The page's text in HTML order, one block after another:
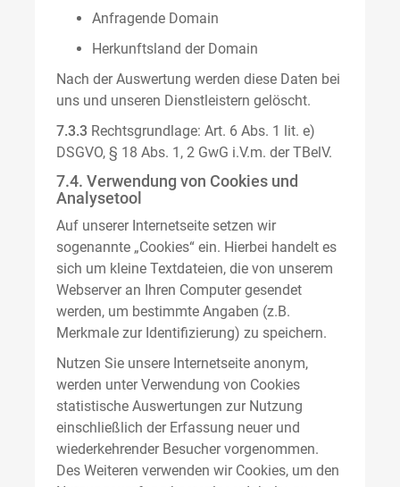
Anfragende Domain
Herkunftsland der Domain
Nach der Auswertung werden diese Daten bei
uns und unseren Dienstleistern gelöscht.
7.3.3 Rechtsgrundlage: Art. 6 Abs. 1 lit. e)
DSGVO, § 18 Abs. 1, 2 GwG i.V.m. der TBelV.
7.4. Verwendung von Cookies und
Analysetool
Auf unserer Internetseite setzen wir
sogenannte „Cookies“ ein. Hierbei handelt es
sich um kleine Textdateien, die von unserem
Webserver an Ihren Computer gesendet
werden, um bestimmte Angaben (z.B.
Merkmale zur Identifizierung) zu speichern.
Nutzen Sie unsere Internetseite anonym,
werden unter Verwendung von Cookies
statistische Auswertungen zur Nutzung
einschließlich der Erfassung neuer und
wiederkehrender Besucher vorgenommen.
Des Weiteren verwenden wir Cookies, um den